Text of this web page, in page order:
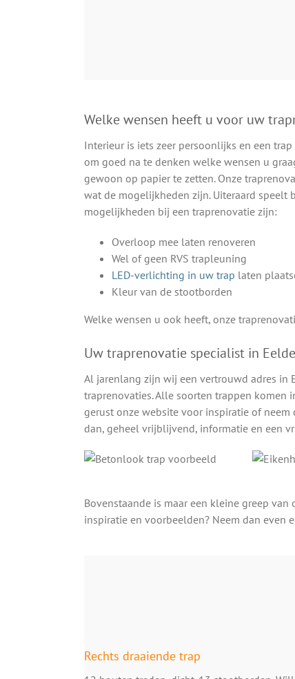
Welke wensen heeft u voor uw
Interieur is iets zeer persoonlijks en een
om goed na te denken welke wensen u
gewoon op papier te zetten. Onze
wat de mogelijkheden zijn. Uiteraard speelt
mogelijkheden bij een traprenovatie zijn:
Overloop mee laten renoveren
Wel of geen RVS trapleuning
LED-verlichting in uw trap laten
Kleur van de stootborden
Welke wensen u ook heeft, onze
Uw traprenovatie specialist in Eelde
Al jarenlang zijn wij een vertrouwd adres in
traprenovaties. Alle soorten trappen komen
gerust onze website voor inspiratie of
dan, geheel vrijblijvend, informatie en een
Bovenstaande is maar een kleine greep
inspiratie en voorbeelden? Neem dan even
Rechts draaiende trap